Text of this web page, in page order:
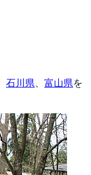
石川県、 富山県を